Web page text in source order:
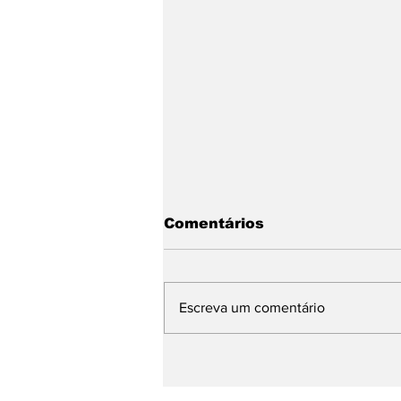
Comentários
Escreva um comentário